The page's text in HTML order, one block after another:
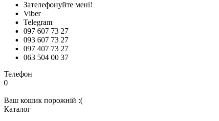
Зателефонуйте мені!
Viber
Telegram
097 607 73 27
093 607 73 27
097 407 73 27
063 504 00 37
Телефон
0
Ваш кошик порожній :(
Каталог